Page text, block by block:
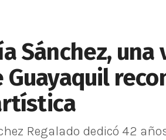
Sánchez,
Guayaquil
Regalado dedicó 42